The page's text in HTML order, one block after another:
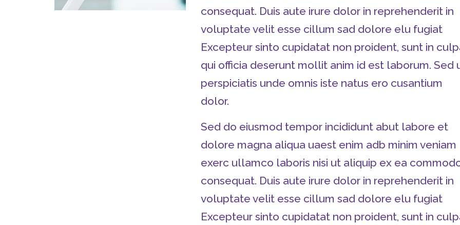
consequat. Duis aute irure dolor in reprehenderit in
voluptate velit esse cillum sad dolore elu fugiat
Excepteur sinto cupidatat non proident, sunt in
qui officia deserunt mollit anim id est laborum. Sed
perspiciatis unde omnis iste natus ero cusantium
dolor.
Sed do eiusmod tempor incididunt abut labore et
dolore magna aliqua uaest enim adb minim veniam
exerc ullamco laboris nisi ut aliquip ex ea
consequat. Duis aute irure dolor in reprehenderit in
voluptate velit esse cillum sad dolore elu fugiat
Excepteur sinto cupidatat non proident, sunt in